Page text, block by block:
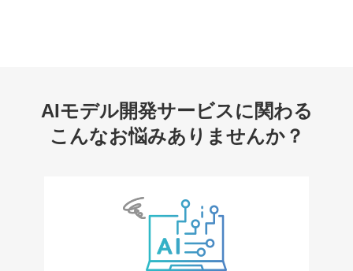
AIモデル開発サービスに関わる
こんなお悩みありませんか？